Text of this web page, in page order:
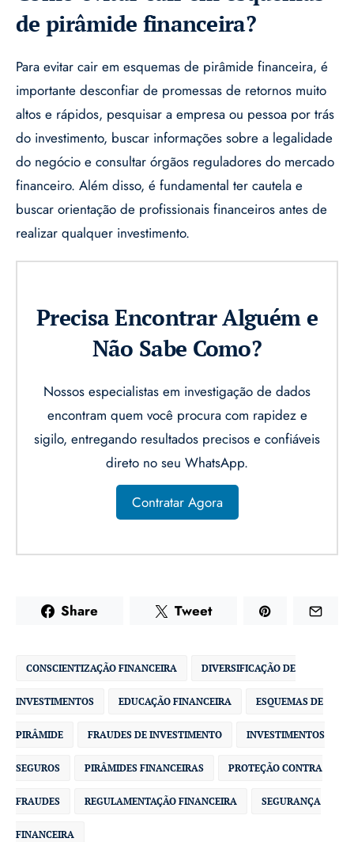
de pirâmide financeira?
Para evitar cair em esquemas de pirâmide financeira, é
importante desconfiar de promessas de retornos muito
altos e rápidos, pesquisar a empresa ou pessoa por trás
do investimento, buscar informações sobre a legalidade
do negócio e consultar órgãos reguladores do mercado
financeiro. Além disso, é fundamental ter cautela e
buscar orientação de profissionais financeiros antes de
realizar qualquer investimento.
Precisa Encontrar Alguém e
Não Sabe Como?
Nossos especialistas em investigação de dados
encontram quem você procura com rapidez e
sigilo, entregando resultados precisos e confiáveis
direto no seu WhatsApp.
Contratar Agora
Share Tweet
CONSCIENTIZAÇÃO FINANCEIRA DIVERSIFICAÇÃO DE
INVESTIMENTOS EDUCAÇÃO FINANCEIRA ESQUEMAS DE
PIRÂMIDE FRAUDES DE INVESTIMENTO INVESTIMENTOS
SEGUROS PIRÂMIDES FINANCEIRAS PROTEÇÃO CONTRA
FRAUDES REGULAMENTAÇÃO FINANCEIRA SEGURANÇA
FINANCEIRA